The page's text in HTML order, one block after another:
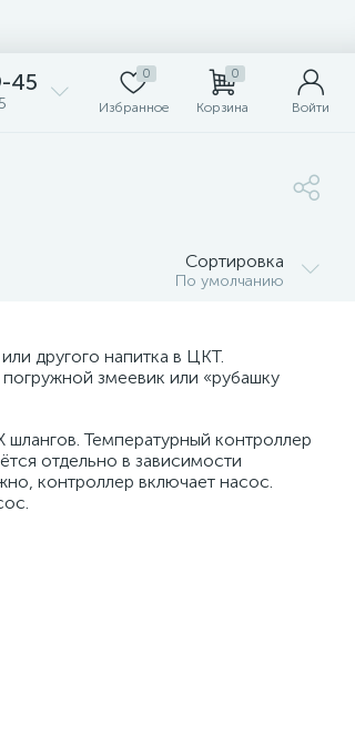
45 0
Избранное
0
Корзина Войти
Сортировка
По умолчанию
другого напитка в ЦКТ.
змеевик или «рубашку
Температурный контроллер
отдельно в зависимости
контроллер включает насос.